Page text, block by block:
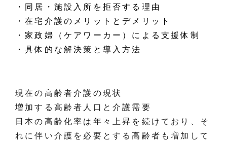
・同居・施設入所を拒否する理由
・在宅介護のメリットとデメリット
・家政婦（ケアワーカー）による支援体制
・具体的な解決策と導入方法
現在の高齢者介護の現状
増加する高齢者人口と介護需要
日本の高齢化率は年々上昇を続けており、そ
れに伴い介護を必要とする高齢者も増加して